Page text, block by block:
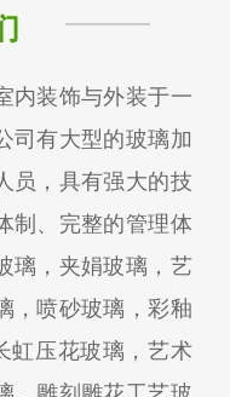
内装饰与外装于一
司有大型的玻璃加
员，具有强大的技
制、完整的管理体
璃，夹娟玻璃，艺
，喷砂玻璃，彩釉
虹压花玻璃，艺术